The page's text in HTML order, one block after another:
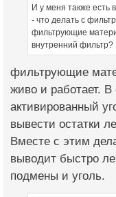
И у меня также есть
- что делать с
фильтрующие
внутренний фильтр?
фильтрующие
живо и работает. В
активированный
вывести остатки
Вместе с этим
выводит быстро
подмены и уголь.